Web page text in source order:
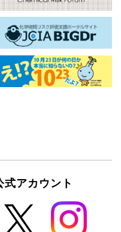
式アカウント